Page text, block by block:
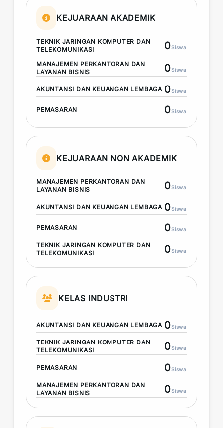
KEJUARAAN AKADEMIK
TEKNIK JARINGAN KOMPUTER DAN
TELEKOMUNIKASI
0Siswa
MANAJEMEN PERKANTORAN DAN
LAYANAN BISNIS
0Siswa
AKUNTANSI DAN KEUANGAN LEMBAGA 0Siswa
PEMASARAN 0Siswa
KEJUARAAN NON AKADEMIK
MANAJEMEN PERKANTORAN DAN
LAYANAN BISNIS
0Siswa
AKUNTANSI DAN KEUANGAN LEMBAGA 0Siswa
PEMASARAN 0Siswa
TEKNIK JARINGAN KOMPUTER DAN
TELEKOMUNIKASI
0Siswa
KELAS INDUSTRI
AKUNTANSI DAN KEUANGAN LEMBAGA 0Siswa
TEKNIK JARINGAN KOMPUTER DAN
TELEKOMUNIKASI
0Siswa
PEMASARAN 0Siswa
MANAJEMEN PERKANTORAN DAN
LAYANAN BISNIS
0Siswa